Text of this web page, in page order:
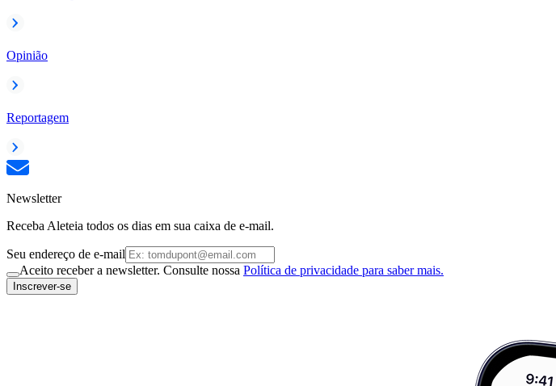
Opinião
Reportagem
Newsletter
Receba Aleteia todos os dias em sua caixa de e-mail.
Seu endereço de e-mail
Aceito receber a newsletter. Consulte nossa Política de privacidade para saber mais.
Inscrever-se